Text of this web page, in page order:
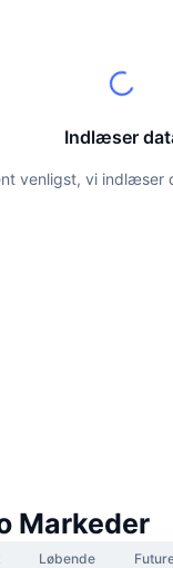
Indlæser
venligst, vi indlæser
Markeder
Løbende